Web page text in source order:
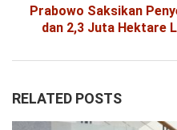
Prabowo Saksikan
dan 2,3 Juta Hektare
RELATED POSTS